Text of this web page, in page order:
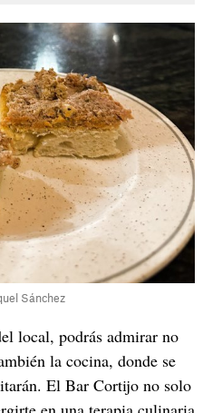
Sánchez
local, podrás admirar no
la cocina, donde se
El Bar Cortijo no solo